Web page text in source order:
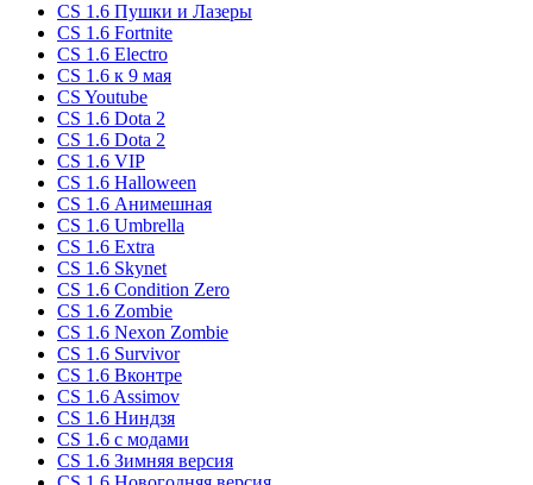
CS 1.6 Пушки и Лазеры
CS 1.6 Fortnite
CS 1.6 Electro
CS 1.6 к 9 мая
CS Youtube
CS 1.6 Dota 2
CS 1.6 Dota 2
CS 1.6 VIP
CS 1.6 Halloween
CS 1.6 Анимешная
CS 1.6 Umbrella
CS 1.6 Extra
CS 1.6 Skynet
CS 1.6 Condition Zero
CS 1.6 Zombie
CS 1.6 Nexon Zombie
CS 1.6 Survivor
CS 1.6 Вконтре
CS 1.6 Assimov
CS 1.6 Ниндзя
CS 1.6 с модами
CS 1.6 Зимняя версия